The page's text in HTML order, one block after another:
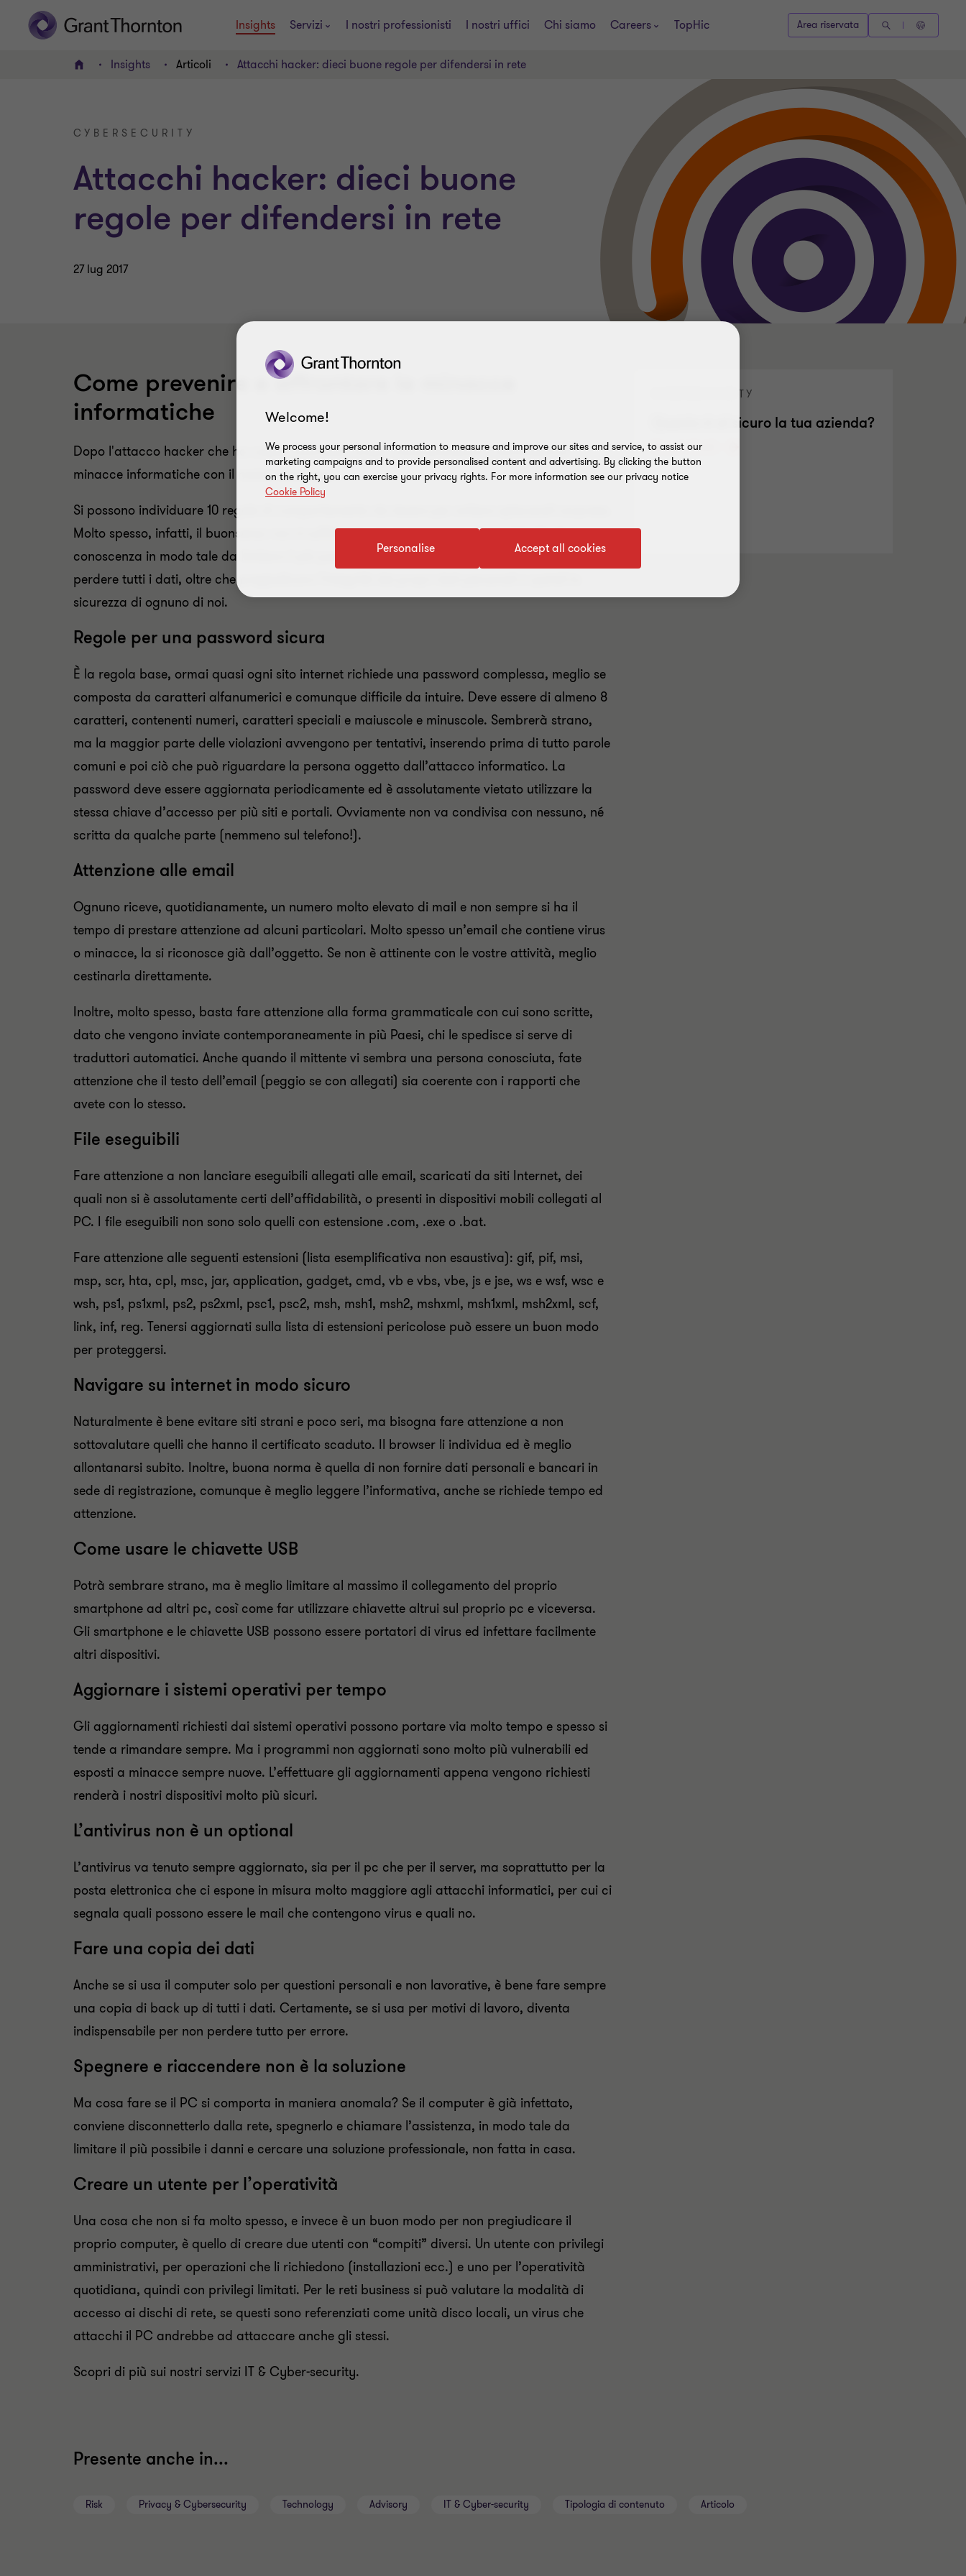
Insights Servizi I nostri professionisti I nostri uffici Chi siamo Careers TopHic Area riservata
HOME Insights Articoli Attacchi hacker: dieci buone regole per difendersi in rete
CYBERSECURITY
Attacchi hacker: dieci buone
regole per difendersi in rete
27 lug 2017
Come prevenire e affrontare le minacce
informatiche
Dopo l'attacco hacker che ha colpito Unicredit, scopri come prevenire e affrontare le
minacce informatiche con il nostro decalogo.
Si possono individuare 10 regole di comportamento da tenere per evitare spiacevoli sorprese.
Molto spesso, infatti, il buonsenso non è sufficiente, ma è necessario alzare il livello di
conoscenza in modo tale da limitare il più possibile attacchi informatici che rischiano di far
perdere tutti i dati, oltre che pregiudicare l’integrità dei propri dati personali e quindi la
sicurezza di ognuno di noi.
Regole per una password sicura
È la regola base, ormai quasi ogni sito internet richiede una password complessa, meglio se
composta da caratteri alfanumerici e comunque difficile da intuire. Deve essere di almeno 8
caratteri, contenenti numeri, caratteri speciali e maiuscole e minuscole. Sembrerà strano,
ma la maggior parte delle violazioni avvengono per tentativi, inserendo prima di tutto parole
comuni e poi ciò che può riguardare la persona oggetto dall’attacco informatico. La
password deve essere aggiornata periodicamente ed è assolutamente vietato utilizzare la
stessa chiave d’accesso per più siti e portali. Ovviamente non va condivisa con nessuno, né
scritta da qualche parte (nemmeno sul telefono!).
Attenzione alle email
Ognuno riceve, quotidianamente, un numero molto elevato di mail e non sempre si ha il
tempo di prestare attenzione ad alcuni particolari. Molto spesso un’email che contiene virus
o minacce, la si riconosce già dall’oggetto. Se non è attinente con le vostre attività, meglio
cestinarla direttamente.
Inoltre, molto spesso, basta fare attenzione alla forma grammaticale con cui sono scritte,
dato che vengono inviate contemporaneamente in più Paesi, chi le spedisce si serve di
traduttori automatici. Anche quando il mittente vi sembra una persona conosciuta, fate
attenzione che il testo dell’email (peggio se con allegati) sia coerente con i rapporti che
avete con lo stesso.
File eseguibili
Fare attenzione a non lanciare eseguibili allegati alle email, scaricati da siti Internet, dei
quali non si è assolutamente certi dell’affidabilità, o presenti in dispositivi mobili collegati al
PC. I file eseguibili non sono solo quelli con estensione .com, .exe o .bat.
Fare attenzione alle seguenti estensioni (lista esemplificativa non esaustiva): gif, pif, msi,
msp, scr, hta, cpl, msc, jar, application, gadget, cmd, vb e vbs, vbe, js e jse, ws e wsf, wsc e
wsh, ps1, ps1xml, ps2, ps2xml, psc1, psc2, msh, msh1, msh2, mshxml, msh1xml, msh2xml, scf,
link, inf, reg. Tenersi aggiornati sulla lista di estensioni pericolose può essere un buon modo
per proteggersi.
Navigare su internet in modo sicuro
Naturalmente è bene evitare siti strani e poco seri, ma bisogna fare attenzione a non
sottovalutare quelli che hanno il certificato scaduto. Il browser li individua ed è meglio
allontanarsi subito. Inoltre, buona norma è quella di non fornire dati personali e bancari in
sede di registrazione, comunque è meglio leggere l’informativa, anche se richiede tempo ed
attenzione.
Come usare le chiavette USB
Potrà sembrare strano, ma è meglio limitare al massimo il collegamento del proprio
smartphone ad altri pc, così come far utilizzare chiavette altrui sul proprio pc e viceversa.
Gli smartphone e le chiavette USB possono essere portatori di virus ed infettare facilmente
altri dispositivi.
Aggiornare i sistemi operativi per tempo
Gli aggiornamenti richiesti dai sistemi operativi possono portare via molto tempo e spesso si
tende a rimandare sempre. Ma i programmi non aggiornati sono molto più vulnerabili ed
esposti a minacce sempre nuove. L’effettuare gli aggiornamenti appena vengono richiesti
renderà i nostri dispositivi molto più sicuri.
L’antivirus non è un optional
L’antivirus va tenuto sempre aggiornato, sia per il pc che per il server, ma soprattutto per la
posta elettronica che ci espone in misura molto maggiore agli attacchi informatici, per cui ci
segnala quali possono essere le mail che contengono virus e quali no.
Fare una copia dei dati
Anche se si usa il computer solo per questioni personali e non lavorative, è bene fare sempre
una copia di back up di tutti i dati. Certamente, se si usa per motivi di lavoro, diventa
indispensabile per non perdere tutto per errore.
Spegnere e riaccendere non è la soluzione
Ma cosa fare se il PC si comporta in maniera anomala? Se il computer è già infettato,
conviene disconnetterlo dalla rete, spegnerlo e chiamare l’assistenza, in modo tale da
limitare il più possibile i danni e cercare una soluzione professionale, non fatta in casa.
Creare un utente per l’operatività
Una cosa che non si fa molto spesso, e invece è un buon modo per non pregiudicare il
proprio computer, è quello di creare due utenti con “compiti” diversi. Un utente con privilegi
amministrativi, per operazioni che li richiedono (installazioni ecc.) e uno per l’operatività
quotidiana, quindi con privilegi limitati. Per le reti business si può valutare la modalità di
accesso ai dischi di rete, se questi sono referenziati come unità disco locali, un virus che
attacchi il PC andrebbe ad attaccare anche gli stessi.
Scopri di più sui nostri servizi IT & Cyber-security.
CYBERSECURITY
Quanto è al sicuro la tua azienda?
Scopri di più
Presente anche in...
Risk Privacy & Cybersecurity Technology Advisory IT & Cyber-security Tipologia di contenuto Articolo
Welcome!
We process your personal information to measure and improve our sites and service, to assist our
marketing campaigns and to provide personalised content and advertising. By clicking the button
on the right, you can exercise your privacy rights. For more information see our privacy notice
Cookie Policy
Accept all cookies
Personalise